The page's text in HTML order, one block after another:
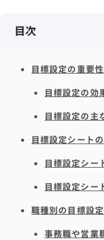
目次
目標設定の重要
目標設定の効
目標設定の主
目標設定シート
目標設定シー
目標設定シー
職種別の目標設
事務職や営業